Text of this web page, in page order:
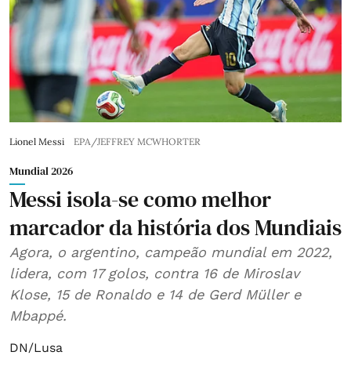
Lionel Messi EPA/JEFFREY MCWHORTER
Mundial 2026
Messi isola-se como melhor
marcador da história dos Mundiais
Agora, o argentino, campeão mundial em 2022,
lidera, com 17 golos, contra 16 de Miroslav
Klose, 15 de Ronaldo e 14 de Gerd Müller e
Mbappé.
DN/Lusa